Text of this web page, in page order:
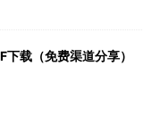
载（免费渠道分享）